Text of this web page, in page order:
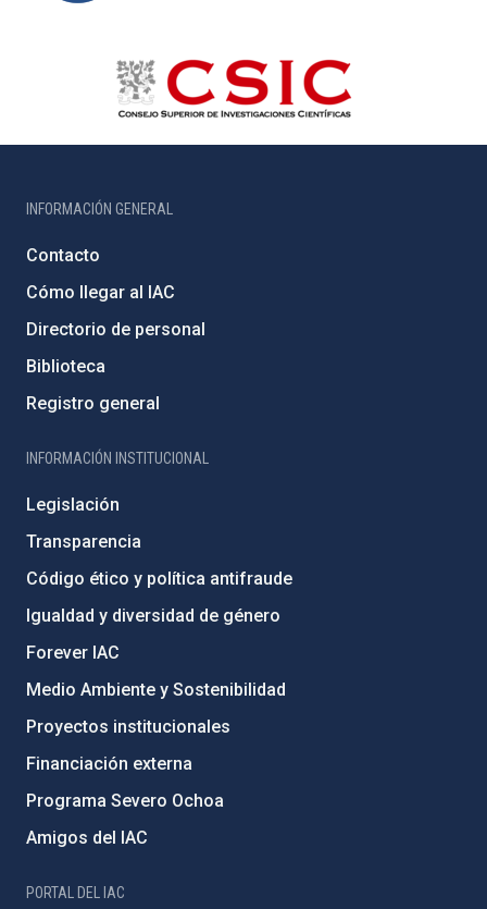
INFORMACIÓN GENERAL
Contacto
Cómo llegar al IAC
Directorio de personal
Biblioteca
Registro general
INFORMACIÓN INSTITUCIONAL
Legislación
Transparencia
Código ético y política antifraude
Igualdad y diversidad de género
Forever IAC
Medio Ambiente y Sostenibilidad
Proyectos institucionales
Financiación externa
Programa Severo Ochoa
Amigos del IAC
PORTAL DEL IAC